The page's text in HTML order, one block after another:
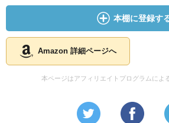
本棚に登録す
Amazon 詳細ページへ
本ページはアフィリエイトプログラムによ